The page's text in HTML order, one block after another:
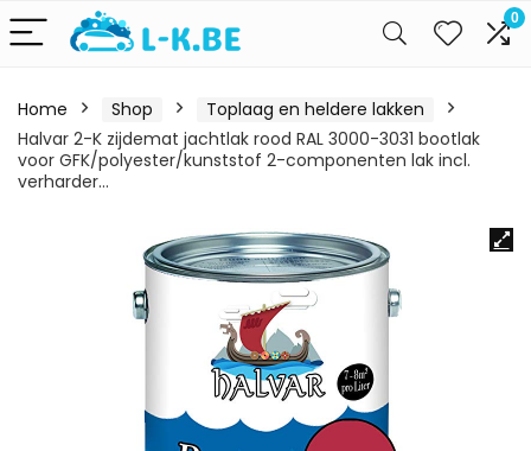
0
Home Shop
Toplaag en heldere lakken
Halvar 2-K zijdemat jachtlak rood RAL 3000-3031 bootlak
voor GFK/polyester/kunststof 2-componenten lak incl.
verharder…